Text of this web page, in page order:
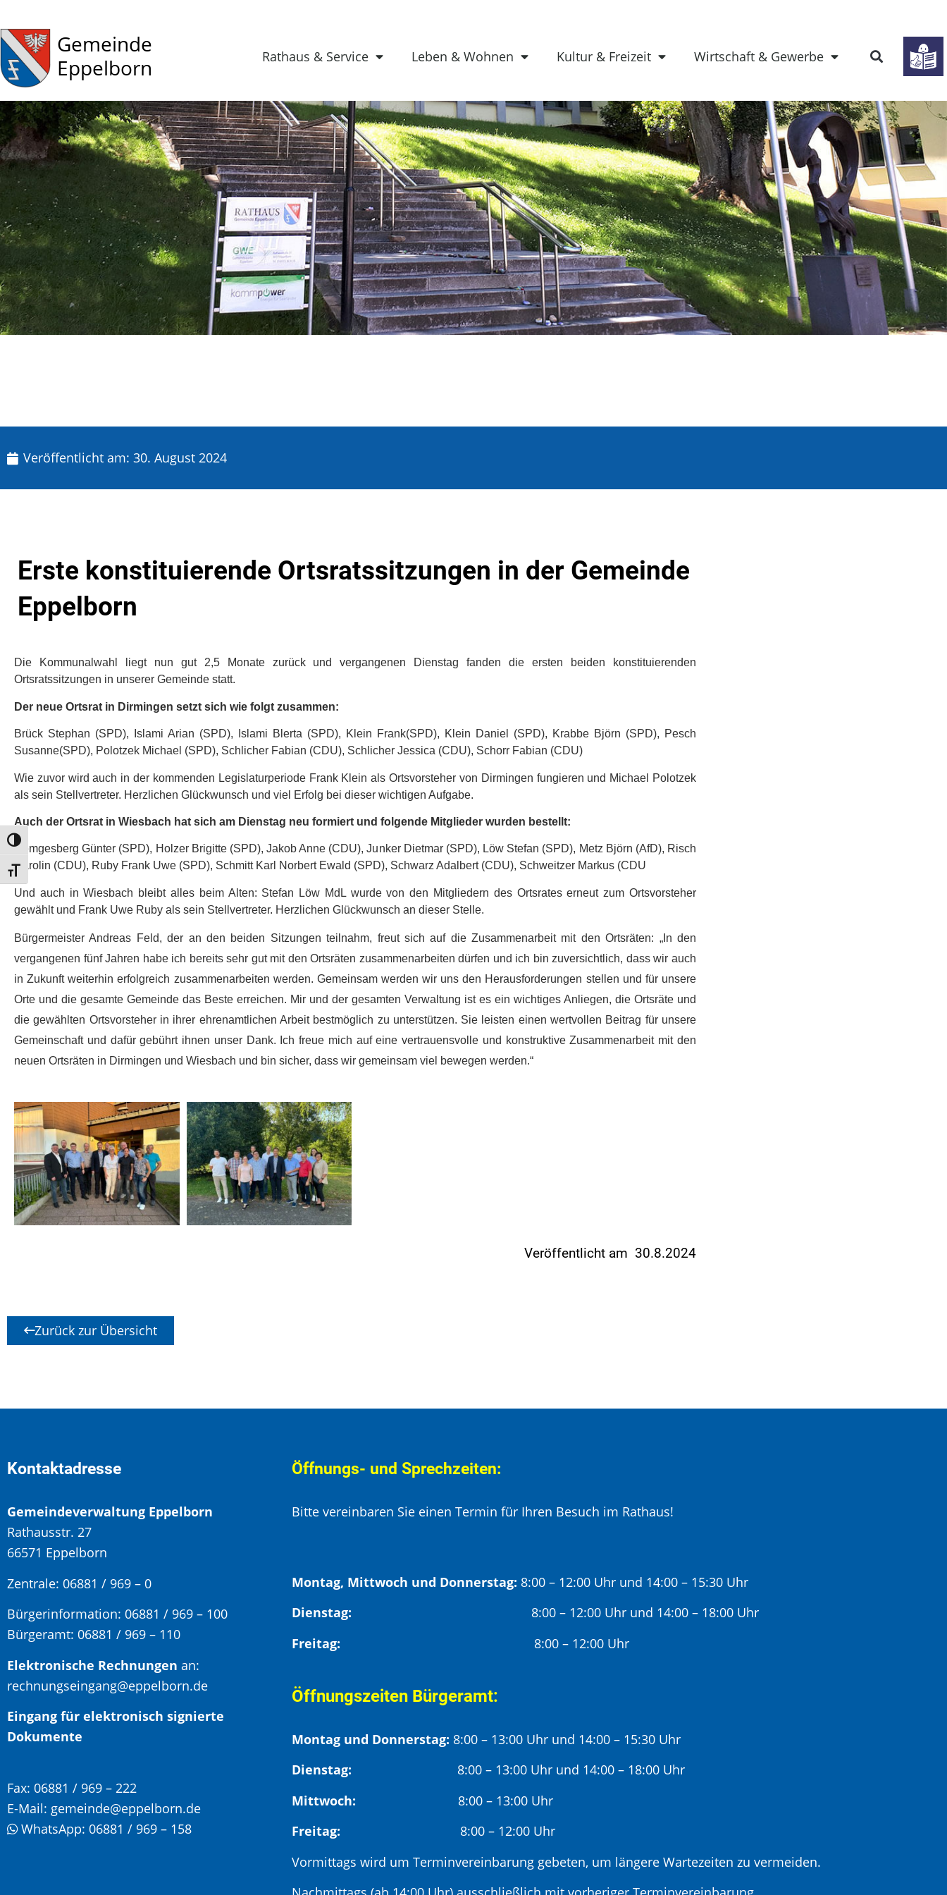
Umschalten auf hohe Kontraste
Schrift vergrößern
Gemeinde
Eppelborn
Rathaus & Service Leben & Wohnen Kultur & Freizeit Wirtschaft & Gewerbe
Veröffentlicht am: 30. August 2024
Erste konstituierende Ortsratssitzungen in der Gemeinde
Eppelborn
Die Kommunalwahl liegt nun gut 2,5 Monate zurück und vergangenen Dienstag fanden die ersten beiden konstituierenden
Ortsratssitzungen in unserer Gemeinde statt.
Der neue Ortsrat in Dirmingen setzt sich wie folgt zusammen:
Brück Stephan (SPD), Islami Arian (SPD), Islami Blerta (SPD), Klein Frank(SPD), Klein Daniel (SPD), Krabbe Björn (SPD), Pesch
Susanne(SPD), Polotzek Michael (SPD), Schlicher Fabian (CDU), Schlicher Jessica (CDU), Schorr Fabian (CDU)
Wie zuvor wird auch in der kommenden Legislaturperiode Frank Klein als Ortsvorsteher von Dirmingen fungieren und Michael Polotzek
als sein Stellvertreter. Herzlichen Glückwunsch und viel Erfolg bei dieser wichtigen Aufgabe.
Auch der Ortsrat in Wiesbach hat sich am Dienstag neu formiert und folgende Mitglieder wurden bestellt:
Hemgesberg Günter (SPD), Holzer Brigitte (SPD), Jakob Anne (CDU), Junker Dietmar (SPD), Löw Stefan (SPD), Metz Björn (AfD), Risch
Carolin (CDU), Ruby Frank Uwe (SPD), Schmitt Karl Norbert Ewald (SPD), Schwarz Adalbert (CDU), Schweitzer Markus (CDU
Und auch in Wiesbach bleibt alles beim Alten: Stefan Löw MdL wurde von den Mitgliedern des Ortsrates erneut zum Ortsvorsteher
gewählt und Frank Uwe Ruby als sein Stellvertreter. Herzlichen Glückwunsch an dieser Stelle.
Bürgermeister Andreas Feld, der an den beiden Sitzungen teilnahm, freut sich auf die Zusammenarbeit mit den Ortsräten: „In den
vergangenen fünf Jahren habe ich bereits sehr gut mit den Ortsräten zusammenarbeiten dürfen und ich bin zuversichtlich, dass wir auch
in Zukunft weiterhin erfolgreich zusammenarbeiten werden. Gemeinsam werden wir uns den Herausforderungen stellen und für unsere
Orte und die gesamte Gemeinde das Beste erreichen. Mir und der gesamten Verwaltung ist es ein wichtiges Anliegen, die Ortsräte und
die gewählten Ortsvorsteher in ihrer ehrenamtlichen Arbeit bestmöglich zu unterstützen. Sie leisten einen wertvollen Beitrag für unsere
Gemeinschaft und dafür gebührt ihnen unser Dank. Ich freue mich auf eine vertrauensvolle und konstruktive Zusammenarbeit mit den
neuen Ortsräten in Dirmingen und Wiesbach und bin sicher, dass wir gemeinsam viel bewegen werden.“
Veröffentlicht am 30.8.2024
Zurück zur Übersicht
Kontaktadresse
Gemeindeverwaltung Eppelborn
Rathausstr. 27
66571 Eppelborn
Zentrale: 06881 / 969 – 0
Bürgerinformation: 06881 / 969 – 100
Bürgeramt: 06881 / 969 – 110
Elektronische Rechnungen an:
rechnungseingang@eppelborn.de
Eingang für elektronisch signierte
Dokumente
Fax: 06881 / 969 – 222
E-Mail: gemeinde@eppelborn.de
WhatsApp: 06881 / 969 – 158
Öffnungs- und Sprechzeiten:
Bitte vereinbaren Sie einen Termin für Ihren Besuch im Rathaus!
Montag, Mittwoch und Donnerstag: 8:00 – 12:00 Uhr und 14:00 – 15:30 Uhr
Dienstag: 8:00 – 12:00 Uhr und 14:00 – 18:00 Uhr
Freitag:
8:00 – 12:00 Uhr
Öffnungszeiten Bürgeramt:
Montag und Donnerstag: 8:00 – 13:00 Uhr und 14:00 – 15:30 Uhr
Dienstag: 8:00 – 13:00 Uhr und 14:00 – 18:00 Uhr
Mittwoch: 8:00 – 13:00 Uhr
Freitag:
8:00 – 12:00 Uhr
Vormittags wird um Terminvereinbarung gebeten, um längere Wartezeiten zu vermeiden.